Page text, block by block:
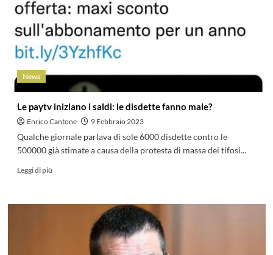
News
Le paytv iniziano i saldi: le disdette fanno male?
Enrico Cantone 9 Febbraio 2023
Qualche giornale parlava di sole 6000 disdette contro le
500000 già stimate a causa della protesta di massa dei tifosi...
Leggi di più